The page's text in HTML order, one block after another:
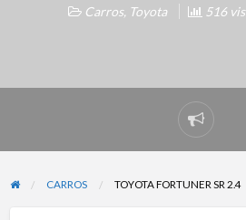
Carros, Toyota 516
CARROS TOYOTA FORTUNER SR 2.4